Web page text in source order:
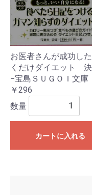
お医者さんが成功し
くだけダイエット
−宝島ＳＵＧＯＩ文庫
￥296
数量
カートに入れる